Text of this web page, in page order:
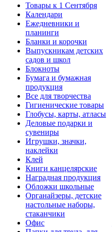
Товары к 1 Сентября
Календари
Ежедневники и
планинги
Бланки и корочки
Выпускникам детских
садов и школ
Блокноты
Бумага и бумажная
продукция
Все для творчества
Гигиенические товары
Глобусы, карты, атласы
Деловые подарки и
сувениры
Игрушки, значки,
наклейки
Клей
Книги канцелярские
Наградная продукция
Обложки школьные
Органайзеры, детские
настольные наборы,
стаканчики
Офис